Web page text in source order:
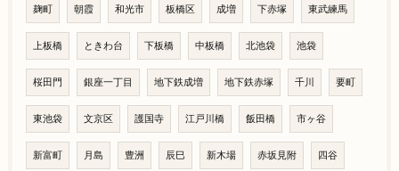
麹町 朝霞 和光市 板橋区 成増 下赤塚 東武練馬
上板橋 ときわ台 下板橋 中板橋 北池袋 池袋
桜田門 銀座一丁目 地下鉄成増 地下鉄赤塚 千川 要町
東池袋 文京区 護国寺 江戸川橋 飯田橋 市ヶ谷
新富町 月島 豊洲 辰巳 新木場 赤坂見附 四谷